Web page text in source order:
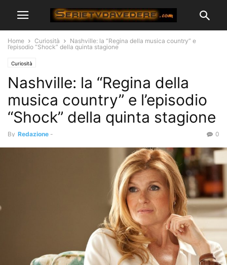
Home Curiosità
Nashville: la “Regina della musica country” e
l’episodio “Shock” della quinta stagione
Curiosità
Nashville: la “Regina della
musica country” e l’episodio
“Shock” della quinta stagione
By Redazione - 0